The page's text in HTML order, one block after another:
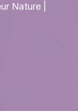
Nature |